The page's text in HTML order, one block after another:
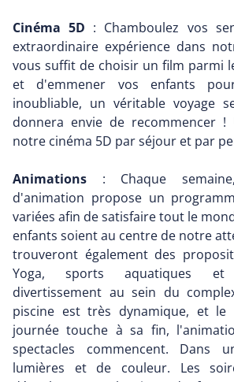
Cinéma 5D : Chamboulez vos
extraordinaire expérience dans
vous suffit de choisir un film parmi
et d'emmener vos enfants
inoubliable, un véritable voyage
donnera envie de recommencer
notre cinéma 5D par séjour et par
Animations : Chaque
d'animation propose un
variées afin de satisfaire tout le
enfants soient au centre de notre
trouveront également des
Yoga, sports aquatiques
divertissement au sein du
piscine est très dynamique, et le
journée touche à sa fin,
spectacles commencent. Dans
lumières et de couleur. Les